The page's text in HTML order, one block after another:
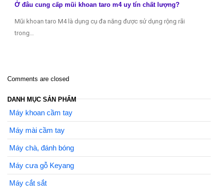
Ở đâu cung cấp mũi khoan taro m4 uy tín chất lượng?
Mũi khoan taro M4 là dụng cụ đa năng được sử dụng rộng rãi
trong…
Comments are closed
DANH MỤC SẢN PHẨM
Máy khoan cầm tay
Máy mài cầm tay
Máy chà, đánh bóng
Máy cưa gỗ Keyang
Máy cắt sắt